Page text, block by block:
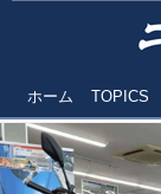
ホーム TOPICS